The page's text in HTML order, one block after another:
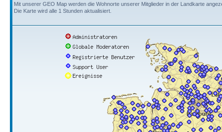
Mit unserer GEO Map werden die Wohnorte unserer Mitglieder in der Landkarte
Die Karte wird alle 1 Stunden aktualisiert.